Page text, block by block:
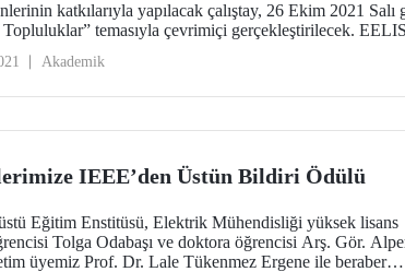
katkılarıyla yapılacak çalıştay, 26 Ekim 2021 Salı
temasıyla çevrimiçi gerçekleştirilecek.
çalıştay ilk olma özelliği taşıyor.
Akademik
IEEE’den Üstün Bildiri Ödülü
Eğitim Enstitüsü, Elektrik Mühendisliği yüksek lisans
Tolga Odabaşı ve doktora öğrencisi Arş. Gör.
üyemiz Prof. Dr. Lale Tükenmez Ergene ile beraber